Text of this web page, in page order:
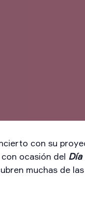
con su
ocasión del
muchas de